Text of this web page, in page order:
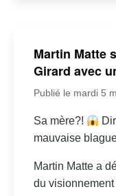
Martin Matte
Girard avec
Publié le mardi 5
Sa mère?!
mauvaise
Martin Matte a
du